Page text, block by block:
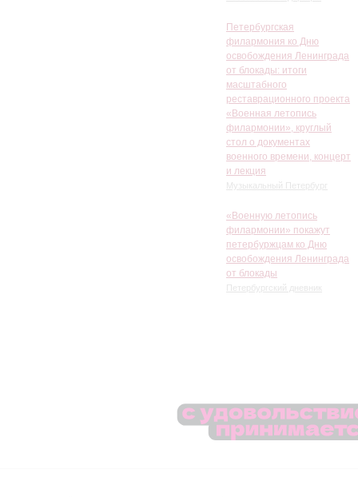
Петербургская
филармония ко Дню
освобождения Ленинграда
от блокады: итоги
масштабного
реставрационного проекта
«Военная летопись
филармонии», круглый
стол о документах
военного времени, концерт
и лекция
Музыкальный Петербург
«Военную летопись
филармонии» покажут
петербуржцам ко Дню
освобождения Ленинграда
от блокады
Петербургский дневник